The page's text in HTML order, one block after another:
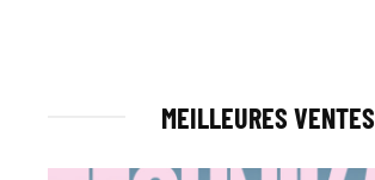
MEILLEURES VENTES